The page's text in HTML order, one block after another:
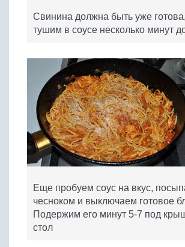
Свинина должна быть уже
тушим в соусе несколько минут
Еще пробуем соус на вкус,
чесноком и выключаем готовое
Подержим его минут 5-7 под
стол